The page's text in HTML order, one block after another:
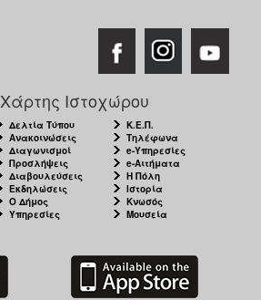
Χάρτης Ιστοχώρου
Δελτία Τύπου
Ανακοινώσεις
Διαγωνισμοί
Προσλήψεις
Διαβουλεύσεις
Εκδηλώσεις
Ο Δήμος
Υπηρεσίες
Κ.Ε.Π.
Τηλέφωνα
e-Υπηρεσίες
e-Αιτήματα
Η Πόλη
Ιστορία
Κνωσός
Μουσεία